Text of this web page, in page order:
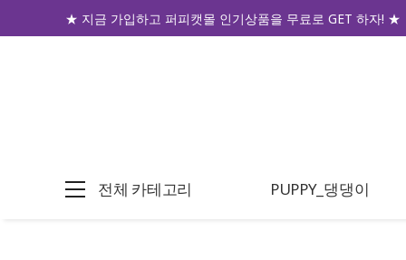
★ 지금 가입하고 퍼피캣몰 인기상품을 무료로 GET 하자! ★
전체 카테고리 PUPPY_댕댕이